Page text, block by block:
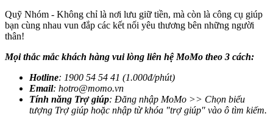
Quỹ Nhóm - Không chỉ là nơi lưu giữ tiền, mà còn là công cụ giúp
bạn cùng nhau vun đắp các kết nối yêu thương bên những người
thân!
Mọi thắc mắc khách hàng vui lòng liên hệ MoMo theo 3 cách:
Hotline: 1900 54 54 41 (1.000đ/phút)
Email: hotro@momo.vn
Tính năng Trợ giúp: Đăng nhập MoMo >> Chọn biểu
tượng Trợ giúp hoặc nhập từ khóa "trợ giúp" vào ô tìm kiếm.